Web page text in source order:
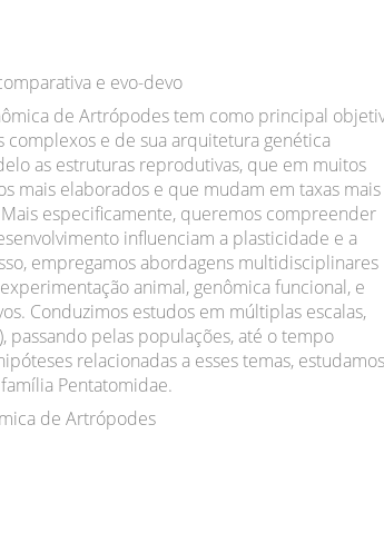
e evo-devo
de Artrópodes tem como principal
complexos e de sua arquitetura genética
as estruturas reprodutivas, que em muitos
mais elaborados e que mudam em taxas mais
especificamente, queremos compreender
influenciam a plasticidade e a
empregamos abordagens multidisciplinares
animal, genômica funcional, e
Conduzimos estudos em múltiplas escalas,
passando pelas populações, até o tempo
relacionadas a esses temas, estudamos
Pentatomidae.
de Artrópodes